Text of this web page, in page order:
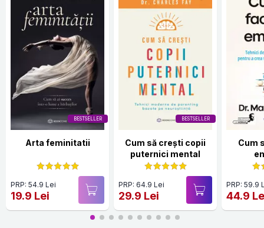
BESTSELLER
Arta feminitatii
PRP: 54.9 Lei
19.9 Lei
BESTSELLER
Cum să crești copii
puternici mental
PRP: 64.9 Lei
29.9 Lei
Cum
PRP: 59.9
44.9